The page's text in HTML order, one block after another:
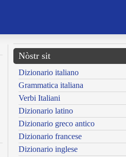
Nòstr sit
Dizionario italiano
Grammatica italiana
Verbi Italiani
Dizionario latino
Dizionario greco antico
Dizionario francese
Dizionario inglese